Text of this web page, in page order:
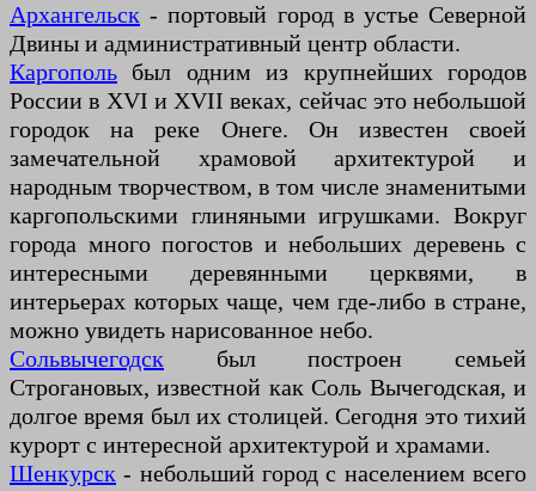
Архангельск - портовый город в устье Северной
Двины и административный центр области.
Каргополь был одним из крупнейших городов
России в XVI и XVII веках, сейчас это небольшой
городок на реке Онеге. Он известен своей
замечательной храмовой архитектурой и
народным творчеством, в том числе знаменитыми
каргопольскими глиняными игрушками. Вокруг
города много погостов и небольших деревень с
интересными деревянными церквями, в
интерьерах которых чаще, чем где-либо в стране,
можно увидеть нарисованное небо.
Сольвычегодск был построен семьей
Строгановых, известной как Соль Вычегодская, и
долгое время был их столицей. Сегодня это тихий
курорт с интересной архитектурой и храмами.
Шенкурск - небольший город с населением всего